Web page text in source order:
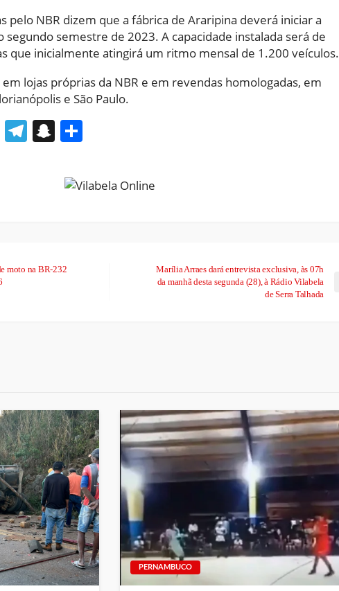
pelo NBR dizem que a fábrica de Araripina deverá iniciar a
segundo semestre de 2023. A capacidade instalada será de
que inicialmente atingirá um ritmo mensal de 1.200 veículos.
lojas próprias da NBR e em revendas homologadas, em
e São Paulo.
X Telegram
Snapchat
moto na BR-232
Marília Arraes dará entrevista exclusiva, às 07h
da manhã desta segunda (28), à Rádio Vilabela
de Serra Talhada
PERNAMBUCO